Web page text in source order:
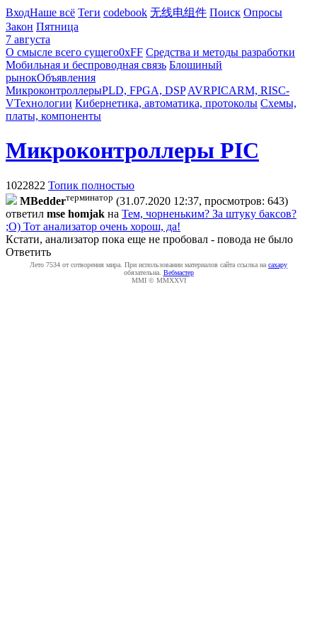
ВходНаше всё Теги codebook 无线电组件 Поиск Опросы
Закон Пятница
7 августа
О смысле всего сущего0xFF Средства и методы разработки
Мобильная и беспроводная связь Блошиный
рынокОбъявления
МикроконтроллерыPLD, FPGA, DSP AVRPICARM, RISC-
VТехнологии Кибернетика, автоматика, протоколы Схемы,
платы, компоненты
Микроконтроллеры PIC
1022822 Топик полностью
MBedderтерминатор (31.07.2020 12:37, просмотров: 643)
ответил mse homjak на Тем, чорненьким? За штуку баксов?
;О) Тот анализатор очень хорош, да!
Кстати, анализатор пока еще не пробовал - повода не было
Ответить
Лето 7534 от сотворения мира. При использовании материалов сайта ссылка на caxapу
обязательна. Вебмастер
MMI © MMXXVI